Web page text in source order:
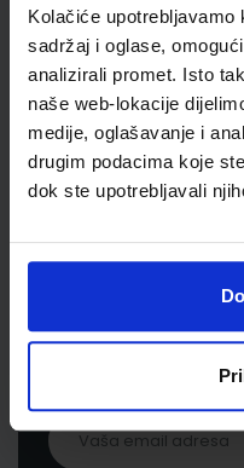
Kolačiće
sadržaj i oglase,
analizirali promet. Isto
naše web-lokacije
medije, oglašavanje i
drugim podacima koje
dok ste upotrebljavali
proizvodima i